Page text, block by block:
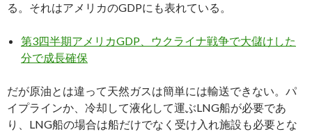
る。それはアメリカのGDPにも表れている。
第3四半期アメリカGDP、ウクライナ戦争で大儲けした
分で成長確保
だが原油とは違って天然ガスは簡単には輸送できない。パ
イプラインか、冷却して液化して運ぶLNG船が必要であ
り、LNG船の場合は船だけでなく受け入れ施設も必要とな